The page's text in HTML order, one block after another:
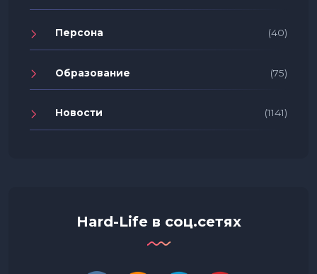
Персона (40)
Образование (75)
Новости (1141)
Hard-Life в соц.сетях